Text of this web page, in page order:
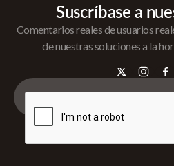
Suscríbase a
Comentarios reales de usuarios
de nuestras soluciones a la